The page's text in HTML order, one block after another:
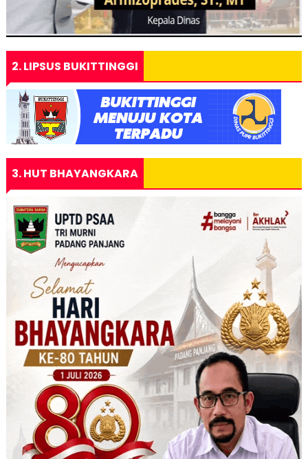
2. LIPSUS BUKITTINGGI
3. HUT BHAYANGKARA